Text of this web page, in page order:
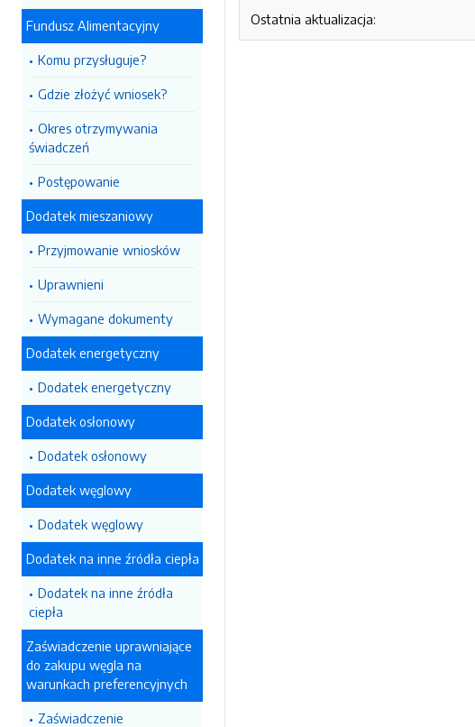
Fundusz Alimentacyjny
Komu przysługuje?
Gdzie złożyć wniosek?
Okres otrzymywania
świadczeń
Postępowanie
Dodatek mieszaniowy
Przyjmowanie wniosków
Uprawnieni
Wymagane dokumenty
Dodatek energetyczny
Dodatek energetyczny
Dodatek osłonowy
Dodatek osłonowy
Dodatek węglowy
Dodatek węglowy
Dodatek na inne źródła ciepła
Dodatek na inne źródła
ciepła
Zaświadczenie uprawniające
do zakupu węgla na
warunkach preferencyjnych
Zaświadczenie
Ostatnia aktualizacja: